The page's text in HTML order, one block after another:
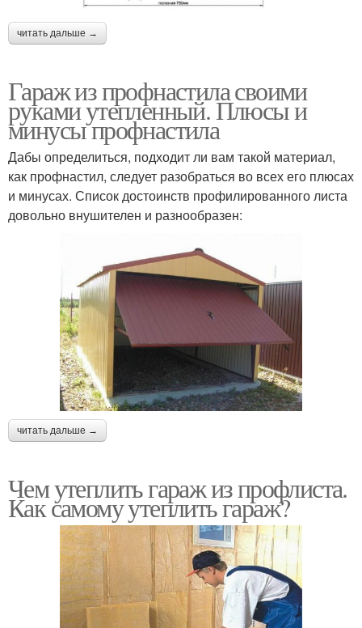
читать дальше →
Гараж из профнастила своими
руками утепленный. Плюсы и
минусы профнастила
Дабы определиться, подходит ли вам такой материал,
как профнастил, следует разобраться во всех его плюсах
и минусах. Список достоинств профилированного листа
довольно внушителен и разнообразен:
читать дальше →
Чем утеплить гараж из профлиста.
Как самому утеплить гараж?